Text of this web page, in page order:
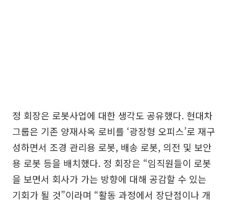
정 회장은 로봇사업에 대한 생각도 공유했다. 현대차
그룹은 기존 양재사옥 로비를 ‘광장형 오피스’로 재구
성하면서 조경 관리용 로봇, 배송 로봇, 의전 및 보안
용 로봇 등을 배치했다. 정 회장은 “임직원들이 로봇
을 보면서 회사가 가는 방향에 대해 공감할 수 있는
기회가 될 것”이라며 “활동 과정에서 장단점이나 개